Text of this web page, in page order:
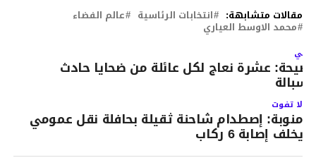
مقالات متشابهة: انتخابات الرئاسية عالم الفضاء
محمد الاوسط العياري
فضيحة‬‎: عشرة نعاج لكل عائلة من ضحايا حادث
لا تفوت
منوبة: إصطدام شاحنة ثقيلة بحافلة نقل عمومي
يخلف إصابة 6 ركاب